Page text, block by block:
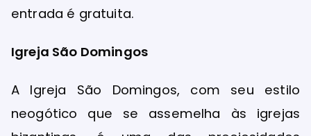
entrada é gratuita.
Igreja São Domingos
A Igreja São Domingos, com seu estilo
neogótico que se assemelha às igrejas